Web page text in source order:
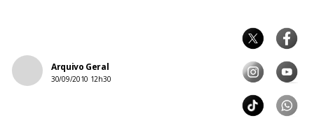
Arquivo Geral
30/09/2010 12h30